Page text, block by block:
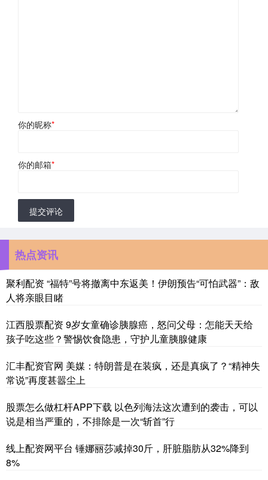
你的昵称*
你的邮箱*
提交评论
热点资讯
聚利配资 “福特”号将撤离中东返美！伊朗预告“可怕武器”：敌
人将亲眼目睹
江西股票配资 9岁女童确诊胰腺癌，怒问父母：怎能天天给
孩子吃这些？警惕饮食隐患，守护儿童胰腺健康
汇丰配资官网 美媒：特朗普是在装疯，还是真疯了？“精神失
常说”再度甚嚣尘上
股票怎么做杠杆APP下载 以色列海法这次遭到的袭击，可以
说是相当严重的，不排除是一次“斩首”行
线上配资网平台 锤娜丽莎减掉30斤，肝脏脂肪从32%降到
8%